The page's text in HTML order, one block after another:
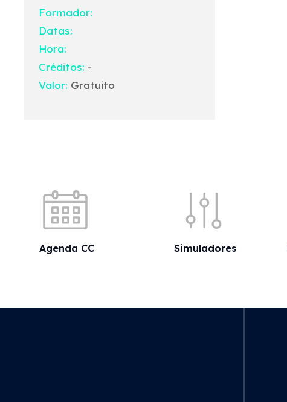
Formador:
Datas:
Hora:
Créditos: -
Valor: Gratuito
Agenda CC Simuladores